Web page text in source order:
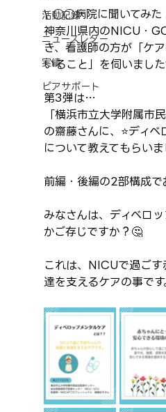
活動記録
ニュースレター
実績
ピアサポート
\ ◯◯病院に聞いてみ
神奈川県内のNICU・
き、看護師の方が「ケ
いること」を伺いまし
第3弾は…
「横浜市立大学附属市
の齋藤さんに、⭐ディベ
について教えてもらいま
前編・後編の2部構成で
みなさんは、ディベロ
かご存じですか？🤔
これは、NICUで過ご
達を支えるケアの事です